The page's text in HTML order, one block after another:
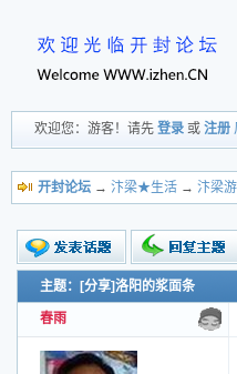
欢迎您：游客！请先 登录 或 注册
开封论坛 → 汴梁★生活 → 汴梁
新的主题
投票帖
交易帖
小字报
主题：[分享]洛阳的浆面条
春雨